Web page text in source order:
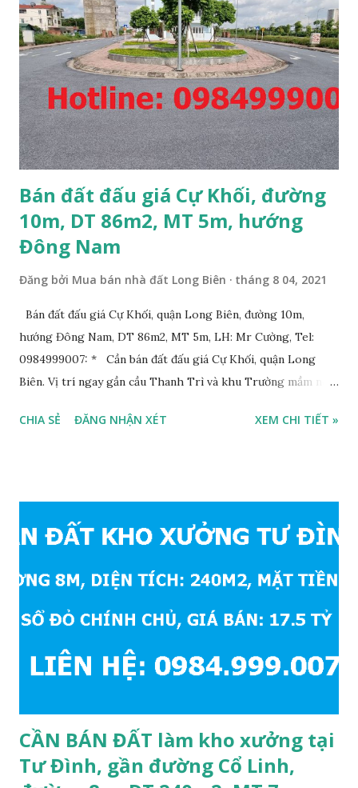
Bán đất đấu giá Cự Khối, đường
10m, DT 86m2, MT 5m, hướng
Đông Nam
Đăng bởi Mua bán nhà đất Long Biên tháng 8 04, 2021
Bán đất đấu giá Cự Khối, quận Long Biên, đường 10m,
hướng Đông Nam, DT 86m2, MT 5m, LH: Mr Cường, Tel:
0984999007: * Cần bán đất đấu giá Cự Khối, quận Long
Biên. Vị trí ngay gần cầu Thanh Trì và khu Trường mầm non,
đấu giá phường Cự Khối, khu đấu giá mới năm 2020, hạ tầng
Khối khoảng 300m. Cách vòng xuyến cuối đường Cổ Linh và
sẽ rất đẹp, lý tưởng để ở, văn phòng, hoặc xây căn hộ cho
thuê… * Đất phân lô, diện tích: 86m2, mặt tiền 5m, đường
10m và vỉa hè rộng 3m, hướng Đông Nam; * Pháp lý: sổ đỏ
chính chủ; * Giá bán: 6.15 tỷ, có thương lượng với khách
thiện chí mua; Liên hệ: Mr Cường, Tel: 0984999007...
CHIA SẺ ĐĂNG NHẬN XÉT XEM CHI TIẾT »
CẦN BÁN ĐẤT làm kho xưởng tại
Tư Đình, gần đường Cổ Linh,